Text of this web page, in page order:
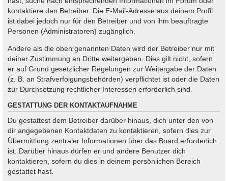
kontaktiere den Betreiber. Die E-Mail-Adresse aus deinem Profil
ist dabei jedoch nur für den Betreiber und von ihm beauftragte
Personen (Administratoren) zugänglich.
Andere als die oben genannten Daten wird der Betreiber nur mit
deiner Zustimmung an Dritte weitergeben. Dies gilt nicht, sofern
er auf Grund gesetzlicher Regelungen zur Weitergabe der Daten
(z. B. an Strafverfolgungsbehörden) verpflichtet ist oder die Daten
zur Durchsetzung rechtlicher Interessen erforderlich sind.
GESTATTUNG DER KONTAKTAUFNAHME
Du gestattest dem Betreiber darüber hinaus, dich unter den von
dir angegebenen Kontaktdaten zu kontaktieren, sofern dies zur
Übermittlung zentraler Informationen über das Board erforderlich
ist. Darüber hinaus dürfen er und andere Benutzer dich
kontaktieren, sofern du dies in deinem persönlichen Bereich
gestattet hast.